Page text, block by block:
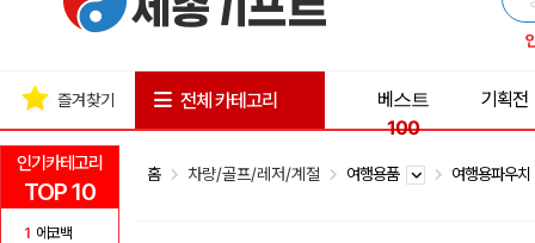
인기카테고리
TOP 10
1 에코백
즐겨찾기 전체 카테고리
베스트
100
기획전
홈 차량/골프/레저/계절 여행용품 여행용파우